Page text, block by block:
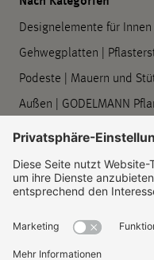
Designelemente für Innen
Gehwegplatten |
Podeste | Mauern und
Außen | GODELMANN
Barrierefreie Leitsysteme
Unternehmen
Über uns |Standorte|
Rechtliches|